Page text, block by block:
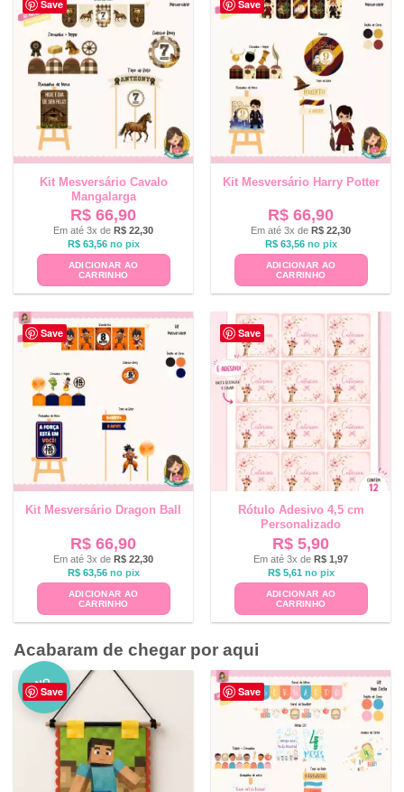
Save
Kit Mesversário Cavalo
Mangalarga
R$ 66,90
Em até 3x de R$ 22,30
R$63,56 no pix
ADICIONAR AO
CARRINHO
Save
Kit Mesversário Harry Potter
R$ 66,90
Em até 3x de R$ 22,30
R$63,56 no pix
ADICIONAR AO
CARRINHO
Save
Kit Mesversário Dragon Ball
R$ 66,90
Em até 3x de R$ 22,30
R$63,56 no pix
ADICIONAR AO
CARRINHO
Save
Rótulo Adesivo 4,5 cm
Personalizado
R$ 5,90
Em até 3x de R$ 1,97
R$5,61 no pix
ADICIONAR AO
CARRINHO
Acabaram de chegar por aqui
Save
NO
VO Save